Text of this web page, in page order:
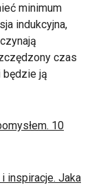
minimum
indukcyjna,
czas
będzie ją
10
inspiracje. Jaka